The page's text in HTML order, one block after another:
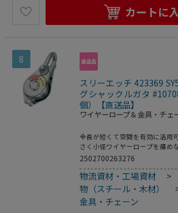
カートに
8
スリーエッチ 423369
グシャックルガタ
個）【直送品】
ワイヤーロープ＆金具・チェ
全長が短くて空間を有効に活
さく小径ワイヤーロープを痛
ワイヤーロープがはまらない形
５以上で設計、強力安全。●使
が高速回転する場合はベアリン
用下さい。
2502700263276
物流資材・工場資材
物（スチール・木材）
金具・チェーン